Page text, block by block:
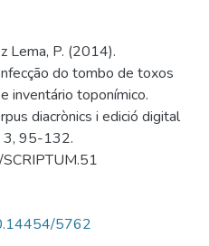
Lema, P. (2014).
do tombo de toxos
inventário toponímico.
diacrònics i edició digital
3, 95-132.
5762